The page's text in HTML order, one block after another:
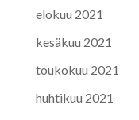
elokuu 2021
kesäkuu 2021
toukokuu 2021
huhtikuu 2021